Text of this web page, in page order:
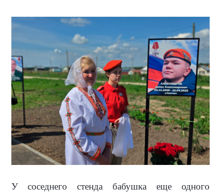
У соседнего стенда бабушка еще одного